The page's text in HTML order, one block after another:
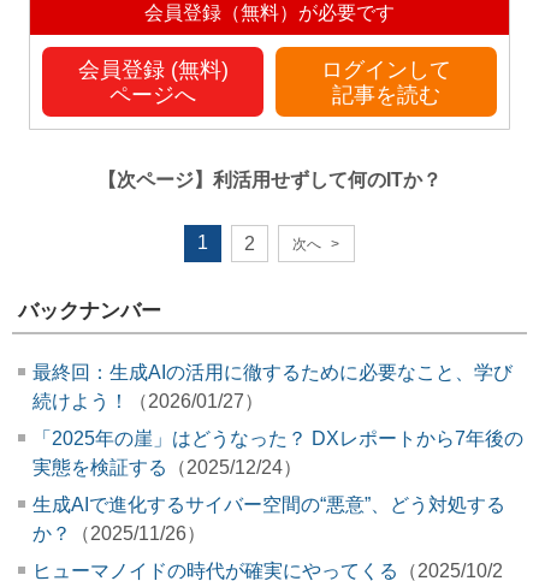
会員登録（無料）が必要です
会員登録 (無料)
ページへ
ログインして
記事を読む
【次ページ】 利活用せずして何のITか？
1 2 次へ >
バックナンバー
最終回：生成AIの活用に徹するために必要なこと、学び
続けよう！
（2026/01/27）
「2025年の崖」はどうなった？ DXレポートから7年後の
実態を検証する
（2025/12/24）
生成AIで進化するサイバー空間の“悪意”、どう対処する
か？
（2025/11/26）
ヒューマノイドの時代が確実にやってくる
（2025/10/2